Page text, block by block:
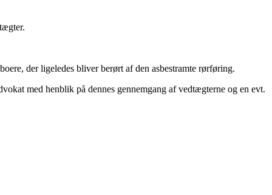
der ligeledes bliver berørt af den asbestramte rørføring.
med henblik på dennes gennemgang af vedtægterne og en evt.